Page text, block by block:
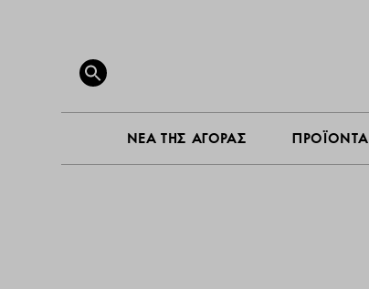
Search
for:
SEARCH BUTTON
ΝΕΑ ΤΗΣ ΑΓΟΡΑΣ ΠΡΟΪΟΝΤΑ